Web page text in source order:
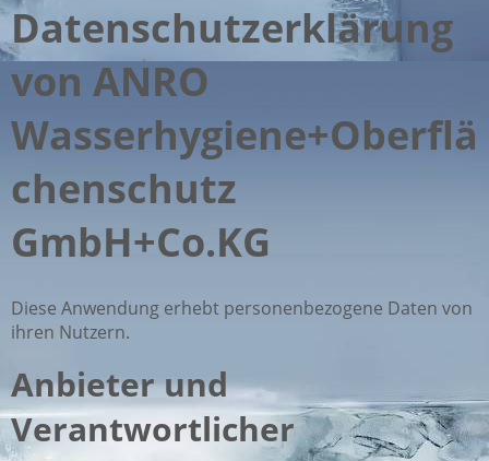
Datenschutzerklärung
von ANRO
Wasserhygiene+Oberflä
chenschutz
GmbH+Co.KG
Diese Anwendung erhebt personenbezogene Daten von
ihren Nutzern.
Anbieter und
Verantwortlicher